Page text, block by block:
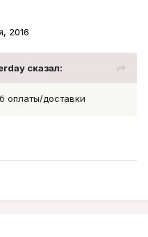
2016
сказал:
оплаты/доставки